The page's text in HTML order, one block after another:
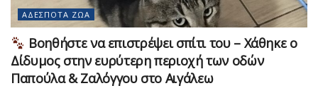
ΑΔΈΣΠΟΤΑ ΖΏΑ
Βοηθήστε να επιστρέψει σπίτι του – Χάθηκε ο
Δίδυμος στην ευρύτερη περιοχή των οδών
Παπούλα & Ζαλόγγου στο Αιγάλεω